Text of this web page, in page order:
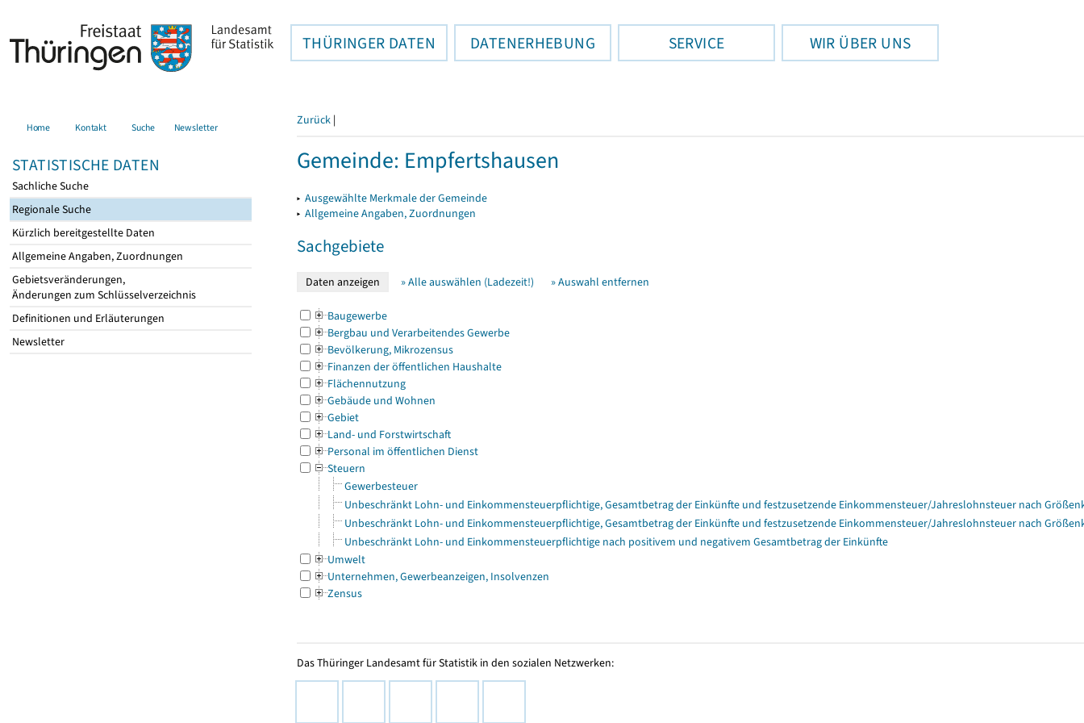
THÜRINGER DATEN DATENERHEBUNG SERVICE WIR ÜBER UNS
Home Kontakt Suche Newsletter
STATISTISCHE DATEN
Sachliche Suche
Regionale Suche
Kürzlich bereitgestellte Daten
Allgemeine Angaben, Zuordnungen
Gebietsveränderungen,
Änderungen zum Schlüsselverzeichnis
Definitionen und Erläuterungen
Newsletter
Zurück |
Gemeinde: Empfertshausen
▸ Ausgewählte Merkmale der Gemeinde
▸ Allgemeine Angaben, Zuordnungen
Sachgebiete
» Alle auswählen (Ladezeit!) » Auswahl entfernen
Baugewerbe
Bergbau und Verarbeitendes Gewerbe
Bevölkerung, Mikrozensus
Finanzen der öffentlichen Haushalte
Flächennutzung
Gebäude und Wohnen
Gebiet
Land- und Forstwirtschaft
Personal im öffentlichen Dienst
Steuern
Gewerbesteuer
Unbeschränkt Lohn- und Einkommensteuerpflichtige, Gesamtbetrag der Einkünfte und festzusetzende Einkommensteuer/Jahreslohnsteuer nach
Unbeschränkt Lohn- und Einkommensteuerpflichtige, Gesamtbetrag der Einkünfte und festzusetzende Einkommensteuer/Jahreslohnsteuer nach
Unbeschränkt Lohn- und Einkommensteuerpflichtige nach positivem und negativem Gesamtbetrag der Einkünfte
Umwelt
Unternehmen, Gewerbeanzeigen, Insolvenzen
Zensus
Das Thüringer Landesamt für Statistik in den sozialen Netzwerken: